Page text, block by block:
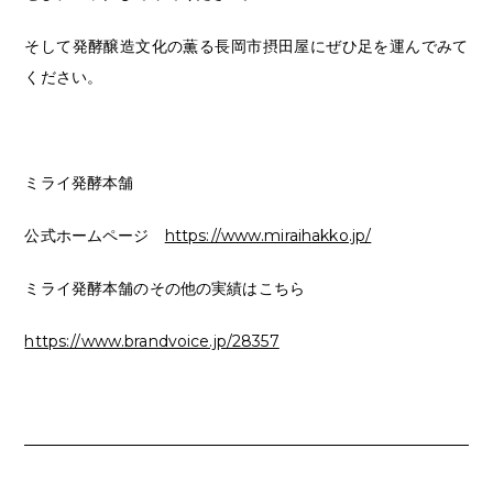
そして発酵醸造文化の薫る長岡市摂田屋にぜひ足を運んでみて
ください。
ミライ発酵本舗
公式ホームページ https://www.miraihakko.jp/
ミライ発酵本舗のその他の実績はこちら
https://www.brandvoice.jp/28357